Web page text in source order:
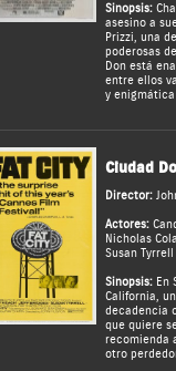
Sinopsis:
asesino a
Prizzi, una
poderosas
Don está
entre ellos
y
Ciudad
Director:
Actores:
Nicholas
Susan Tyrrell
Sinopsis:En
California,
decadencia
que quiere
recomienda
otro